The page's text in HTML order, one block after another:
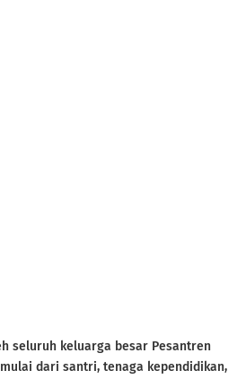
seluruh keluarga besar Pesantren
dari santri, tenaga kependidikan,